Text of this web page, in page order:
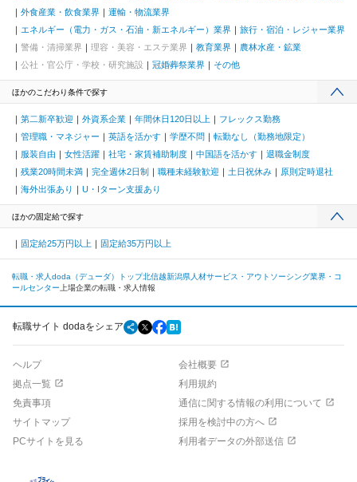
外食産業・飲食業界
運輸・物流業界
エネルギー（電力・ガス・石油・新エネルギー）業界
旅行・宿泊・レジャー業界
警備・清掃業界
理容・美容・エステ業界 教育業界
農林水産・鉱業
公社・官公庁・学校・研究施設
冠婚葬祭業界 その他
ほかのこだわり条件で探す
第二新卒歓迎 外資系企業 年間休日120日以上
フレックス勤務
管理職・マネジャー
英語を活かす 学歴不問
転勤なし（勤務地限定）
服装自由
女性活躍 社宅・家賃補助制度 中国語を活かす
退職金制度
残業20時間未満
完全週休2日制 職種未経験歓迎 土日祝休み
原則定時退社
海外出張あり
U・Iターン支援あり
ほかの固定給で探す
固定給25万円以上 固定給35万円以上
転職・求人doda（デューダ）トップ北信越新潟県人材サービス・アウトソーシング業界・コ
ールセンター 上場企業の転職・求人情報
転職サイト dodaをシェア
ヘルプ
会社概要
拠点一覧
利用規約
免責事項
通信に関する情報の利用について
サイトマップ
採用を検討中の方へ
PCサイトを見る
利用者データの外部送信